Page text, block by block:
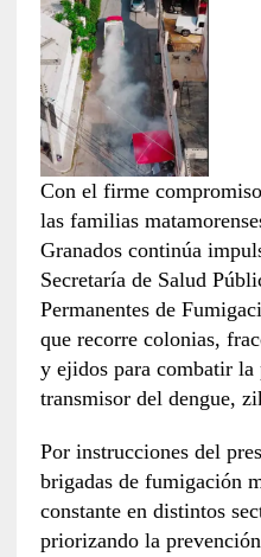
Con el firme
las familias
Granados continúa
Secretaría de Salud
Permanentes de
que recorre colonias,
y ejidos para combatir
transmisor del dengue,
Por instrucciones del
brigadas de fumigación
constante en distintos
priorizando la